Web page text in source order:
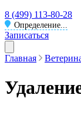
8 (499) 113-80-28
Определение...
Записаться
Главная